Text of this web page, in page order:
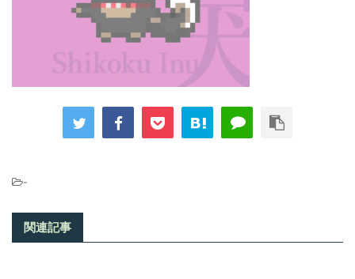
-
関連記事